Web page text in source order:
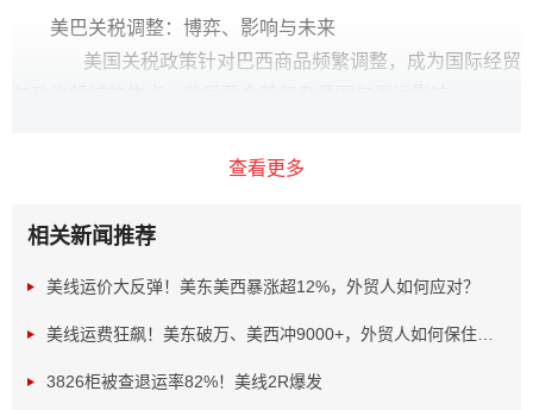
美巴关税调整：博弈、影响与未来
美国关税政策针对巴西商品频繁调整，成为国际经贸
查看更多
相关新闻推荐
美线运价大反弹！美东美西暴涨超12%，外贸人如何应对？
美线运费狂飙！美东破万、美西冲9000+，外贸人如何保住利...
3826柜被查退运率82%！美线2R爆发